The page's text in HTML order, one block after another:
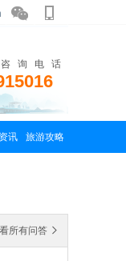
询电话
讯 旅游攻略
所有问答 